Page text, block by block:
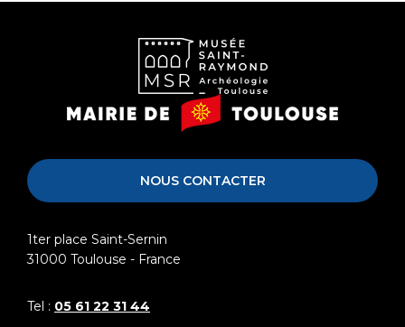
Musée
Saint-
Mairie
de
NOUS CONTACTER
1ter place Saint-Sernin
31000 Toulouse - France
Tel : 05 61 22 31 44